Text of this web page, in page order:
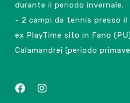
durante il periodo invernale.
- 2 campi da tennis presso
ex PlayTime sito in Fano
Calamandrei (periodo